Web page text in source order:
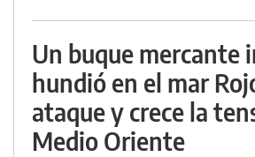
Un buque mercante
hundió en el mar
ataque y crece la
Medio Oriente